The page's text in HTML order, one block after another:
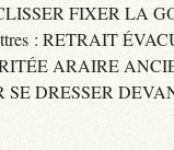
FIXER LA
: RETRAIT
ARAIRE
DRESSER